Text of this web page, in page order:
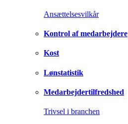
Ansættelsesvilkår
Kontrol af medarbejdere
Kost
Lønstatistik
Medarbejdertilfredshed
Trivsel i branchen